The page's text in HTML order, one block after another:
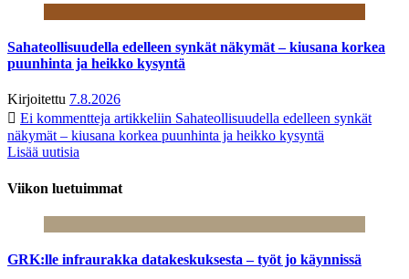
Sahateollisuudella edelleen synkät näkymät – kiusana korkea
puunhinta ja heikko kysyntä
Kirjoitettu 7.8.2026
Ei kommentteja artikkeliin Sahateollisuudella edelleen synkät
näkymät – kiusana korkea puunhinta ja heikko kysyntä
Lisää uutisia
Viikon luetuimmat
GRK:lle infraurakka datakeskuksesta – työt jo käynnissä